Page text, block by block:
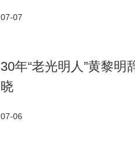
07-07
30年“老光明人”黄黎
晓
07-06